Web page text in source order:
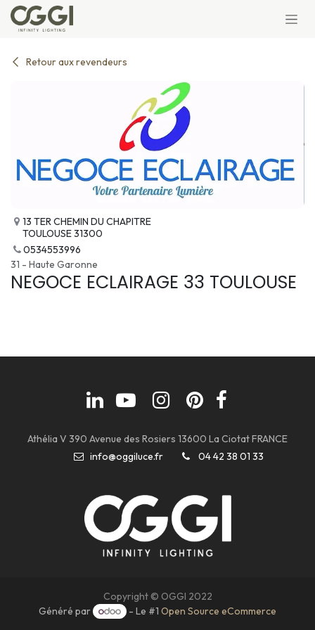
Se rendre au contenu
Retour aux revendeurs
13 TER CHEMIN DU CHAPITRE
TOULOUSE 31300
0534553996
31 - Haute Garonne
NEGOCE ECLAIRAGE 33 TOULOUSE
Athélia V 390 Avenue des Rosiers 13600 La Ciotat FRANCE
info@oggiluce.fr
04 42 38 01 33
Copyright © OGGI 2022
Généré par
- Le #1Open Source eCommerce